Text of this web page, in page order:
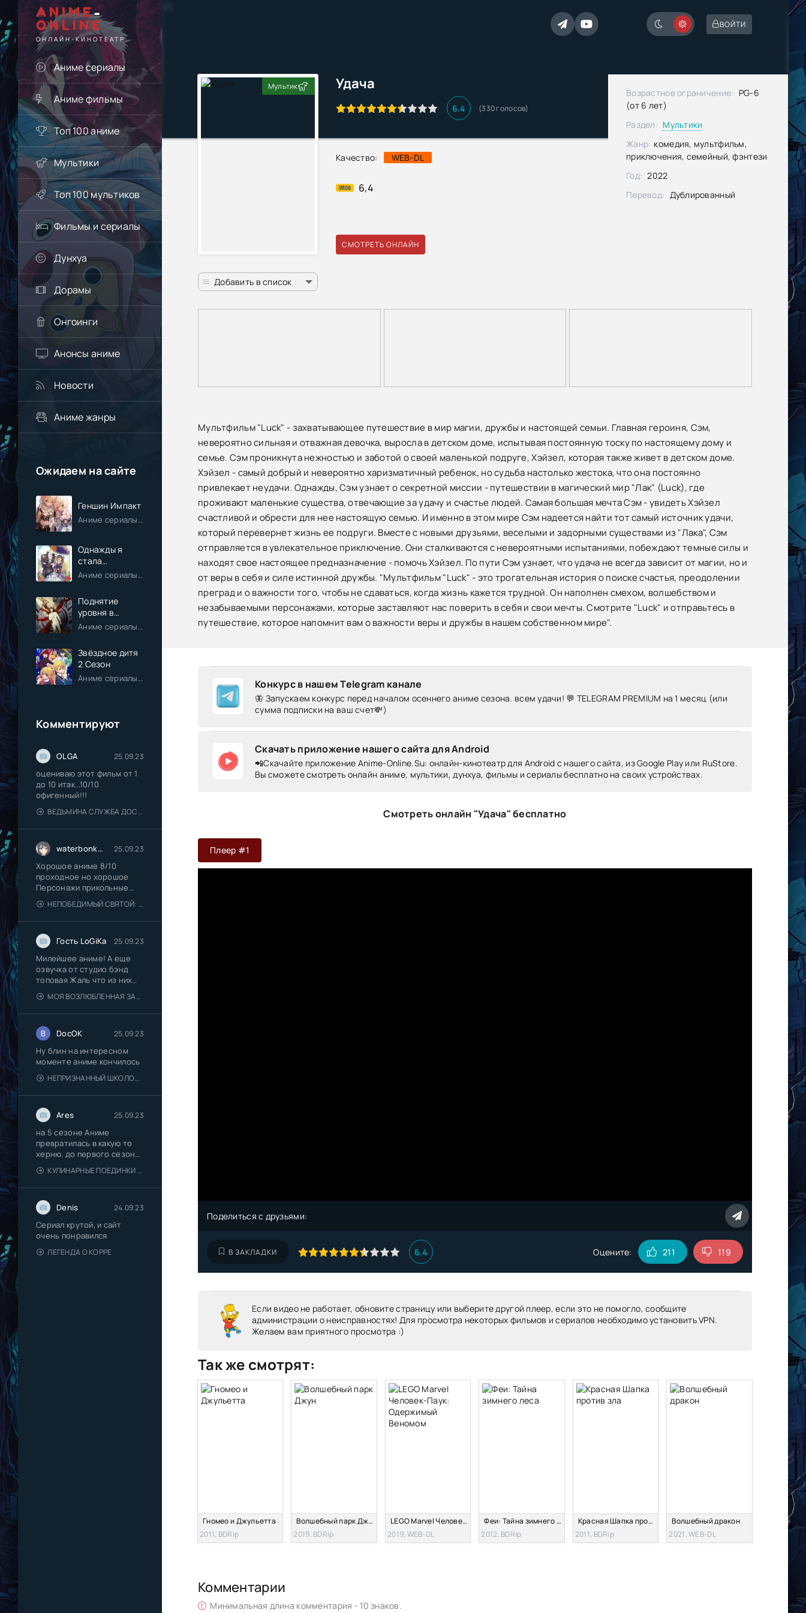
ANIME-
ONLINE
ОНЛАЙН-КИНОТЕАТР
ВОЙТИ
Аниме сериалы
Аниме фильмы
Топ 100 аниме
Мультики
Топ 100 мультиков
Фильмы и сериалы
Дунхуа
Дорамы
Онгоинги
Анонсы аниме
Новости
Аниме жанры
Ожидаем на сайте
Геншин Импакт
Однажды я
стала
принцессой
Аниме сериалы / Комедия / Романтика / Фэнтези / Анонсы
Поднятие
уровня в
одиночку
Аниме сериалы / Экшен / Приключения / Фэнтези / Анонсы
Звёздное дитя
2 Сезон
Аниме сериалы / Драма / Комедия / Романтика / Фантастика / Анонсы
Комментируют
OLGA 25.09.23
оцениваю этот фильм от 1
до 10 итак...10/10
офигенный!!!
ВЕДЬМИНА СЛУЖБА ДОСТАВКИ [1989]
waterbonkboy 25.09.23
Хорошое аниме 8/10
проходное но хорошое
Персонажи прикольные
дядя Медведь
НЕПОБЕДИМЫЙ СВЯТОЙ: ПУТЬ, КОТОРЫМ Я ИДУ, ЧТОБЫ ВЫЖИТЬ В ДРУГОМ МИРЕ
Гость LoGiKa 25.09.23
Милейшее аниме! А еще
озвучка от студио бэнд
топовая Жаль что из них
многие
МОЯ ВОЗЛЮБЛЕННАЯ ЗАБЫЛА СВОИ ОЧКИ
DocOK 25.09.23
Ну блин на интересном
моменте аниме кончилось
НЕПРИЗНАННЫЙ ШКОЛОЙ ВЛАДЫКА ДЕМОНОВ [ТВ-2]
Ares 25.09.23
на 5 сезоне Аниме
превратилась в какую то
херню. до первого сезона
не
КУЛИНАРНЫЕ ПОЕДИНКИ СОМЫ [ТВ-5]
Denis 24.09.23
Сериал крутой, и сайт
очень понравился
ЛЕГЕНДА О КОРРЕ
Удача
6.4 (330 голосов)
Качество: WEB-DL
6,4
Мультик
СМОТРЕТЬ ОНЛАЙН
Добавить в список
Возрастное ограничение: PG-6
(от 6 лет)
Раздел: Мультики
Жанр: комедия, мультфильм,
приключения, семейный, фэнтези
Год: 2022
Перевод: Дублированный
Мультфильм "Luck" - захватывающее путешествие в мир магии, дружбы и настоящей семьи. Главная героиня, Сэм,
невероятно сильная и отважная девочка, выросла в детском доме, испытывая постоянную тоску по настоящему дому и
семье. Сэм проникнута нежностью и заботой о своей маленькой подруге, Хэйзел, которая также живет в детском доме.
Хэйзел - самый добрый и невероятно харизматичный ребенок, но судьба настолько жестока, что она постоянно
привлекает неудачи. Однажды, Сэм узнает о секретной миссии - путешествии в магический мир "Лак" (Luck), где
проживают маленькие существа, отвечающие за удачу и счастье людей. Самая большая мечта Сэм - увидеть Хэйзел
счастливой и обрести для нее настоящую семью. И именно в этом мире Сэм надеется найти тот самый источник удачи,
который перевернет жизнь ее подруги. Вместе с новыми друзьями, веселыми и задорными существами из "Лака", Сэм
отправляется в увлекательное приключение. Они сталкиваются с невероятными испытаниями, побеждают темные силы и
находят свое настоящее предназначение - помочь Хэйзел. По пути Сэм узнает, что удача не всегда зависит от магии, но и
от веры в себя и силе истинной дружбы. "Mультфильм "Luck" - это трогательная история о поиске счастья, преодолении
преград и о важности того, чтобы не сдаваться, когда жизнь кажется трудной. Он наполнен смехом, волшебством и
незабываемыми персонажами, которые заставляют нас поверить в себя и свои мечты. Смотрите "Luck" и отправьтесь в
путешествие, которое напомнит вам о важности веры и дружбы в нашем собственном мире".
Конкурс в нашем Telegram канале
🦋 Запускаем конкурс перед началом осеннего аниме сезона. всем удачи! 💬 TELEGRAM PREMIUM на 1 месяц (или
сумма подписки на ваш счет💸)
Скачать приложение нашего сайта для Android
📲Скачайте приложение Anime-Online.Su: онлайн-кинотеатр для Android c нашего сайта, из Google Play или RuStore.
Вы сможете смотреть онлайн аниме, мультики, дунхуа, фильмы и сериалы бесплатно на своих устройствах.
Смотреть онлайн "Удача" бесплатно
Плеер #1
Поделиться с друзьями:
В ЗАКЛАДКИ 6.4 Оцените: 211 119
Если видео не работает, обновите страницу или выберите другой плеер, если это не помогло, сообщите
администрации о неисправностях! Для просмотра некоторых фильмов и сериалов необходимо установить VPN.
Желаем вам приятного просмотра :)
Так же смотрят:
Гномео и Джульетта
2011, BDRip
Волшебный парк Джун
2019, BDRip
LEGO Marvel Человек-Паук: Одержимый Веномом
2019, WEB-DL
Феи: Тайна зимнего леса
2012, BDRip
Красная Шапка против зла
2011, BDRip
Волшебный дракон
2021, WEB-DL
Комментарии
Минимальная длина комментария - 10 знаков.